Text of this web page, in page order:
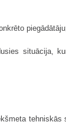
situācija,
tehniskās